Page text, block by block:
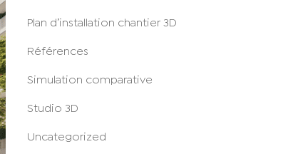
Plan d’installation chantier 3D
Références
Simulation comparative
Studio 3D
Uncategorized